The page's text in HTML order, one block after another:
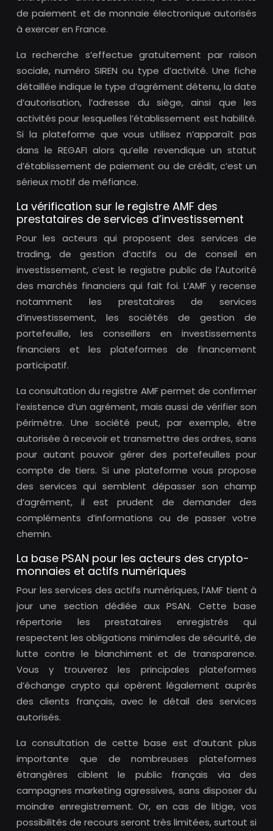
de paiement et de monnaie électronique autorisés
à exercer en France.
La recherche s’effectue gratuitement par raison
sociale, numéro SIREN ou type d’activité. Une fiche
détaillée indique le type d’agrément détenu, la date
d’autorisation, l’adresse du siège, ainsi que les
activités pour lesquelles l’établissement est habilité.
Si la plateforme que vous utilisez n’apparaît pas
dans le REGAFI alors qu’elle revendique un statut
d’établissement de paiement ou de crédit, c’est un
sérieux motif de méfiance.
La vérification sur le registre AMF des
prestataires de services d’investissement
Pour les acteurs qui proposent des services de
trading, de gestion d’actifs ou de conseil en
investissement, c’est le registre public de l’Autorité
des marchés financiers qui fait foi. L’AMF y recense
notamment les prestataires de services
d’investissement, les sociétés de gestion de
portefeuille, les conseillers en investissements
financiers et les plateformes de financement
participatif.
La consultation du registre AMF permet de confirmer
l’existence d’un agrément, mais aussi de vérifier son
périmètre. Une société peut, par exemple, être
autorisée à recevoir et transmettre des ordres, sans
pour autant pouvoir gérer des portefeuilles pour
compte de tiers. Si une plateforme vous propose
des services qui semblent dépasser son champ
d’agrément, il est prudent de demander des
compléments d’informations ou de passer votre
chemin.
La base PSAN pour les acteurs des crypto-
monnaies et actifs numériques
Pour les services des actifs numériques, l’AMF tient à
jour une section dédiée aux PSAN. Cette base
répertorie les prestataires enregistrés qui
respectent les obligations minimales de sécurité, de
lutte contre le blanchiment et de transparence.
Vous y trouverez les principales plateformes
d’échange crypto qui opèrent légalement auprès
des clients français, avec le détail des services
autorisés.
La consultation de cette base est d’autant plus
importante que de nombreuses plateformes
étrangères ciblent le public français via des
campagnes marketing agressives, sans disposer du
moindre enregistrement. Or, en cas de litige, vos
possibilités de recours seront très limitées, surtout si